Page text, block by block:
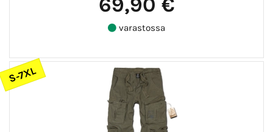
varastossa
S-7XL